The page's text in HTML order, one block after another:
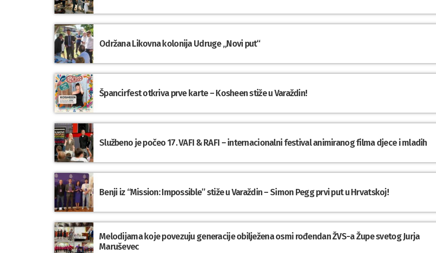
Održana Likovna kolonija Udruge „Novi put“
Špancirfest otkriva prve karte – Kosheen stiže u Varaždin!
Službeno je počeo 17. VAFI & RAFI – internacionalni festival animiranog filma djece i mladih
Benji iz “Mission: Impossible” stiže u Varaždin – Simon Pegg prvi put u Hrvatskoj!
Melodijama koje povezuju generacije obilježena osmi rođendan ŽVS-a Župe svetog Jurja
Maruševec